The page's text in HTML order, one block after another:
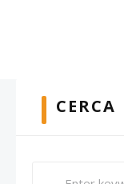
CERCA